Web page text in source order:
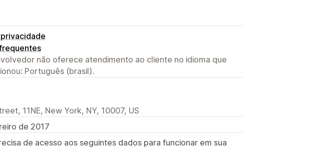
não oferece atendimento ao cliente no idioma que
Português (brasil).
11NE, New York, NY, 10007, US
de 2017
de acesso aos seguintes dados para funcionar em sua